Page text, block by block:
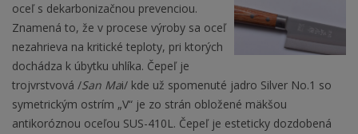
oceľ s dekarbonizačnou prevenciou.
Znamená to, že v procese výroby sa oceľ
nezahrieva na kritické teploty, pri ktorých
dochádza k úbytku uhlíka. Čepeľ je
trojvrstvová /San Mai/ kde už spomenuté jadro Silver No.1 so
symetrickým ostrím „V“ je zo strán obložené mäkšou
antikoróznou oceľou SUS-410L. Čepeľ je esteticky dozdobená